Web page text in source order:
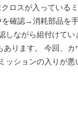
ロスが入っている
確認→消耗部品を
しながら組付けて
ります。 今回、
ションの入りが